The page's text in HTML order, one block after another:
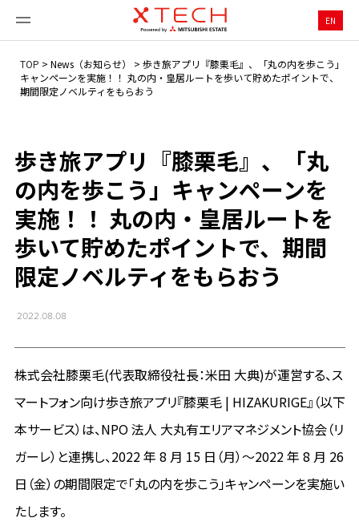
EN
TOP > News（お知らせ） > 歩き旅アプリ『膝栗毛』、「丸の内を歩こう」
キャンペーンを実施！！ 丸の内・皇居ルートを歩いて貯めたポイントで、
期間限定ノベルティをもらおう
歩き旅アプリ『膝栗毛』、「丸
の内を歩こう」キャンペーンを
実施！！ 丸の内・皇居ルートを
歩いて貯めたポイントで、期間
限定ノベルティをもらおう
2022.08.08
株式会社膝栗毛(代表取締役社長：米田 大典)が運営する、ス
マートフォン向け歩き旅アプリ『膝栗毛 | HIZAKURIGE』（以下
本サービス）は、NPO 法人 大丸有エリアマネジメント協会（リ
ガーレ）と連携し、2022 年 8 月 15 日（月）〜2022 年 8 月 26
日（金）の期間限定で「丸の内を歩こう」キャンペーンを実施い
たします。